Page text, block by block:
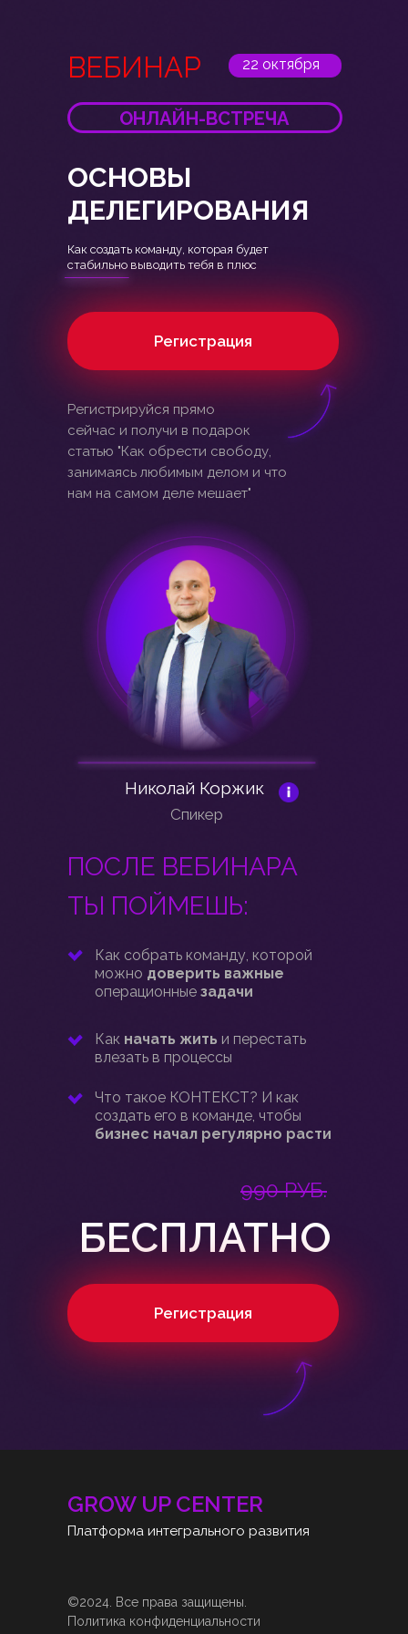
ОСНОВЫ
ДЕЛЕГИРОВАНИЯ
Как собрать команду, которой
можно доверить важные
операционные задачи
Как начать жить и перестать
влезать в процессы
Что такое КОНТЕКСТ? И как
создать его в команде, чтобы
бизнес начал регулярно расти
БЕСПЛАТНО
990 РУБ.
ВЕБИНАР
Николай Коржик
Спикер
ПОСЛЕ ВЕБИНАРА
ТЫ ПОЙМЕШЬ:
Как создать команду, которая будет
стабильно выводить тебя в плюс
22 октября
Регистрация
ОНЛАЙН-ВСТРЕЧА
Регистрируйся прямо
сейчас и получи в подарок
статью "Как обрести свободу,
занимаясь любимым делом и что
нам на самом деле мешает"
Регистрация
Платформа интегрального развития
©2024. Все права защищены.
Политика конфиденциальности
GROW UP CENTER